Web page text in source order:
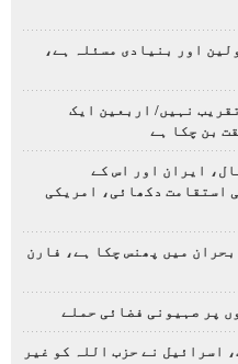
اور بنیادی مسئلہ ہے،
نہیں/ اربعین ایک
بن چکا ہے
ایران اور اس کے
استقامت دکھائی، امریکی
میں پھنس چکا ہے، فارن
پر صہیونی فضائی حملے
اسرائیل نے حزب اللہ کو غیر